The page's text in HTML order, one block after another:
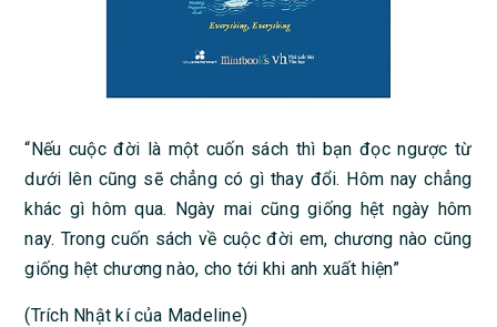
“Nếu cuộc đời là một cuốn sách thì bạn đọc ngược từ
dưới lên cũng sẽ chẳng có gì thay đổi. Hôm nay chẳng
khác gì hôm qua. Ngày mai cũng giống hệt ngày hôm
nay. Trong cuốn sách về cuộc đời em, chương nào cũng
giống hệt chương nào, cho tới khi anh xuất hiện”
(Trích Nhật kí của Madeline)